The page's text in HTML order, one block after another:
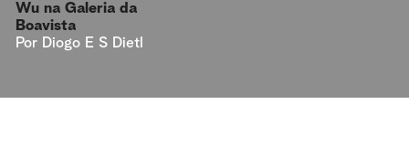
Wu na Galeria da
Boavista
Por Diogo E S Dietl